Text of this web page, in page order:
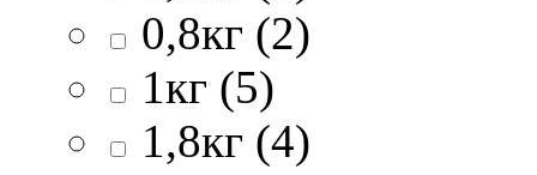
0,8кг (2)
1кг (5)
1,8кг (4)